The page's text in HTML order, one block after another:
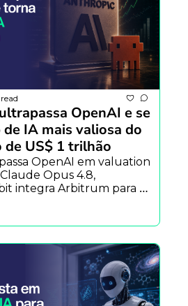
OpenAI e se
IA mais valiosa do
US$ 1 trilhão
OpenAI em valuation
Opus 4.8,
integra Arbitrum para
e pesquisadores criam
perguntas dos